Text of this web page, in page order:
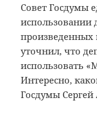
Совет Госдумы
использовании
произведенных
уточнил, что
использовать
Интересно,
Госдумы Сергей